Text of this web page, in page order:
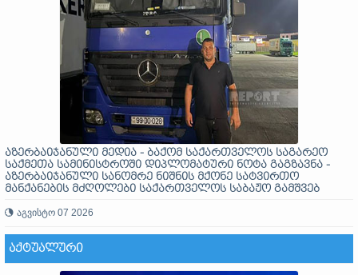
აზერბაიჯანული მედია - ბაქომ საქართველოს საგარეო
საქმეთა სამინისტროში დიპლომატური ნოტა გაგზავნა -
აზერბაიჯანული სანომრე ნიშნის მქონე სატვირთო
მანქანების მძღოლები საქართველოს საბაჟო გამშვებ
აგვისტო 07 2026
ᲐᲥᲢᲣᲐᲚᲣᲠᲘ